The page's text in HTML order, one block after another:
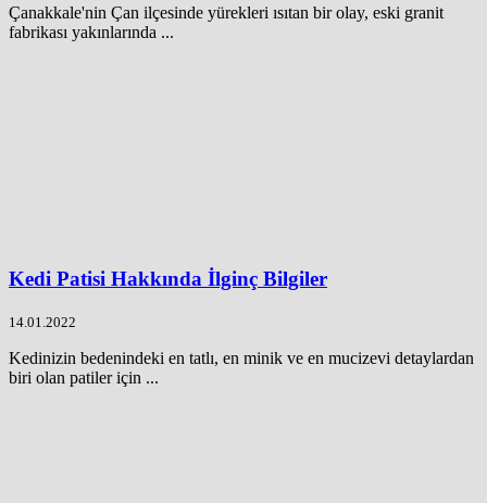
Çanakkale'nin Çan ilçesinde yürekleri ısıtan bir olay, eski granit
fabrikası yakınlarında ...
Kedi Patisi Hakkında İlginç Bilgiler
14.01.2022
Kedinizin bedenindeki en tatlı, en minik ve en mucizevi detaylardan
biri olan patiler için ...